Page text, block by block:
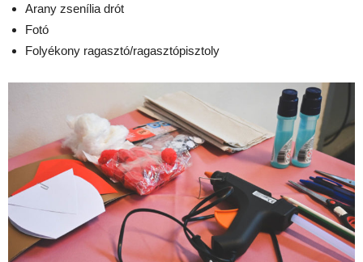
Arany zsenília drót
Fotó
Folyékony ragasztó/ragasztópisztoly